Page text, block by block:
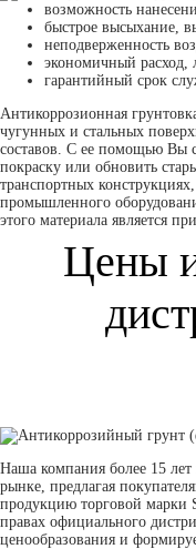
возможность
быстрое высыхание,
неподверженность
экономичный расход,
гарантийный срок
Антикоррозионная
чугунных и стальных
составов. С ее помощью Вы
покраску или обновить
транспортных
промышленного
этого материала является
Цены
Наша компания более 15 лет
рынке, предлагая
продукцию торговой марки
правах официального
ценообразования и